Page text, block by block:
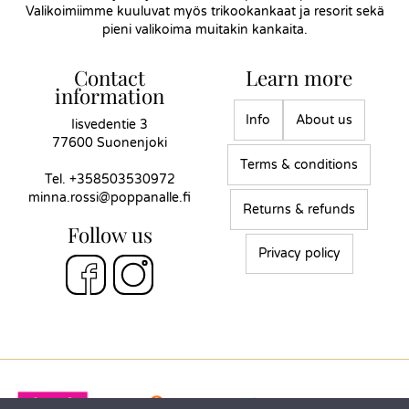
Valikoimiimme kuuluvat myös trikookankaat ja resorit sekä
pieni valikoima muitakin kankaita.
Contact
information
Iisvedentie 3
77600 Suonenjoki
Tel. +358503530972
minna.rossi@poppanalle.fi
Follow us
Learn more
Info About us
Terms & conditions
Returns & refunds
Privacy policy